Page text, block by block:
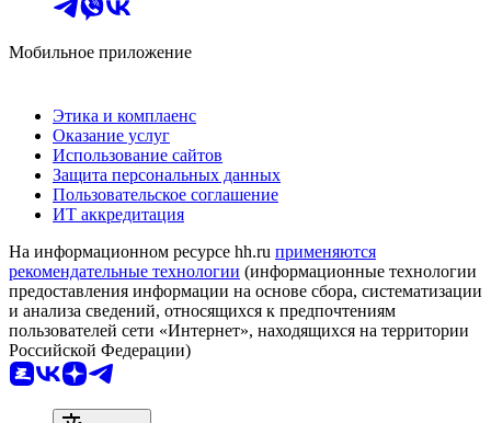
Мобильное приложение
Этика и комплаенс
Оказание услуг
Использование сайтов
Защита персональных данных
Пользовательское соглашение
ИТ аккредитация
На информационном ресурсе hh.ru применяются
рекомендательные технологии (информационные технологии
предоставления информации на основе сбора, систематизации
и анализа сведений, относящихся к предпочтениям
пользователей сети «Интернет», находящихся на территории
Российской Федерации)